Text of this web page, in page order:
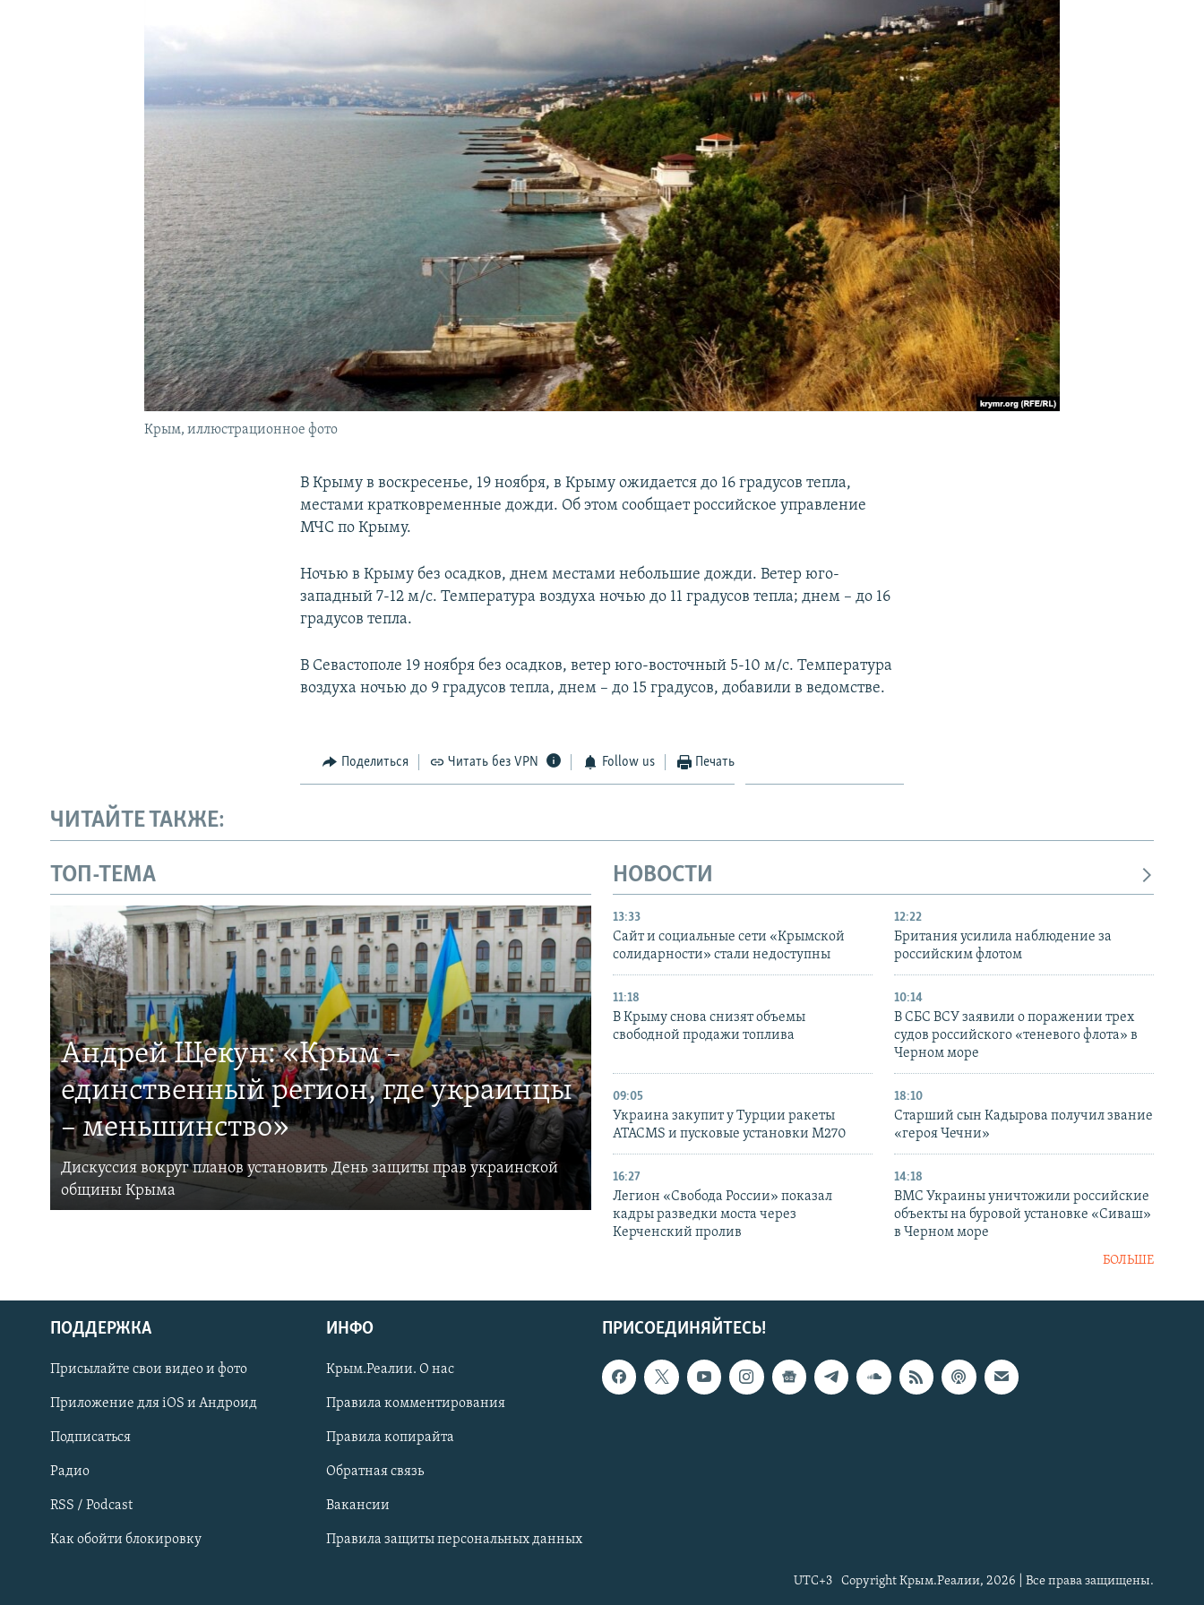
Українською
Qırımtatar
ПРИСОЕДИНЯЙТЕСЬ!
Крым, иллюстрационное фото
В Крыму в воскресенье, 19 ноября, в Крыму ожидается до 16 градусов тепла,
местами кратковременные дожди. Об этом сообщает российское управление
МЧС по Крыму.
Ночью в Крыму без осадков, днем местами небольшие дожди. Ветер юго-
западный 7-12 м/с. Температура воздуха ночью до 11 градусов тепла; днем – до 16
градусов тепла.
В Севастополе 19 ноября без осадков, ветер юго-восточный 5-10 м/с. Температура
воздуха ночью до 9 градусов тепла, днем – до 15 градусов, добавили в ведомстве.
Поделиться Читать без VPN Follow us Печать
ЧИТАЙТЕ ТАКЖЕ:
ТОП-ТЕМА
Андрей Щекун: «Крым –
единственный регион, где украинцы
– меньшинство»
Дискуссия вокруг планов установить День защиты прав украинской
общины Крыма
НОВОСТИ
13:33
Сайт и социальные сети «Крымской
солидарности» стали недоступны
12:22
Британия усилила наблюдение за
российским флотом
11:18
В Крыму снова снизят объемы
свободной продажи топлива
10:14
В СБС ВСУ заявили о поражении трех
судов российского «теневого флота» в
Черном море
09:05
Украина закупит у Турции ракеты
ATACMS и пусковые установки M270
18:10
Старший сын Кадырова получил звание
«героя Чечни»
16:27
Легион «Свобода России» показал
кадры разведки моста через
Керченский пролив
14:18
ВМС Украины уничтожили российские
объекты на буровой установке «Сиваш»
в Черном море
БОЛЬШЕ
ПРИСОЕДИНЯЙТЕСЬ!
ПОДДЕРЖКА
Присылайте свои видео и фото
Приложение для iOS и Андроид
Подписаться
Радио
RSS / Podcast
Как обойти блокировку
ИНФО
Крым.Реалии. О нас
Правила комментирования
Правила копирайта
Обратная связь
Вакансии
Правила защиты персональных данных
Copyright Крым.Реалии, 2026 | Все права защищены.
UTC+3